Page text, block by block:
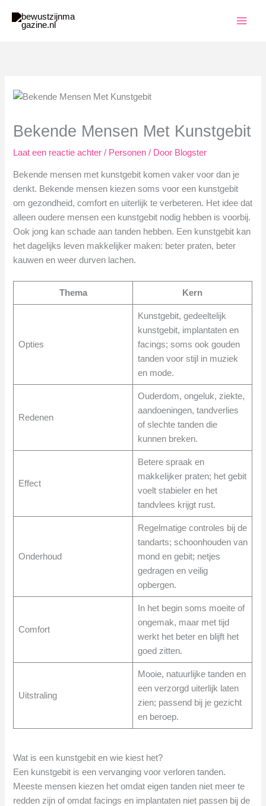
naar
Bekende Mensen Met Kunstgebit
Laat een reactie achter / Personen / Door Blogster
Bekende mensen met kunstgebit komen vaker voor dan je
denkt. Bekende mensen kiezen soms voor een kunstgebit
om gezondheid, comfort en uiterlijk te verbeteren. Het idee dat
alleen oudere mensen een kunstgebit nodig hebben is voorbij.
Ook jong kan schade aan tanden hebben. Een kunstgebit kan
het dagelijks leven makkelijker maken: beter praten, beter
kauwen en weer durven lachen.
Thema Kern
Opties
Kunstgebit, gedeeltelijk
kunstgebit, implantaten en
facings; soms ook gouden
tanden voor stijl in muziek
en mode.
Redenen
Ouderdom, ongeluk, ziekte,
aandoeningen, tandverlies
of slechte tanden die
kunnen breken.
Effect
Betere spraak en
makkelijker praten; het gebit
voelt stabieler en het
tandvlees krijgt rust.
Onderhoud
Regelmatige controles bij de
tandarts; schoonhouden van
mond en gebit; netjes
gedragen en veilig
opbergen.
Comfort
In het begin soms moeite of
ongemak, maar met tijd
werkt het beter en blijft het
goed zitten.
Uitstraling
Mooie, natuurlijke tanden en
een verzorgd uiterlijk laten
zien; passend bij je gezicht
en beroep.
Wat is een kunstgebit en wie kiest het?
Een kunstgebit is een vervanging voor verloren tanden.
Meeste mensen kiezen het omdat eigen tanden niet meer te
redden zijn of omdat facings en implantaten niet passen bij de